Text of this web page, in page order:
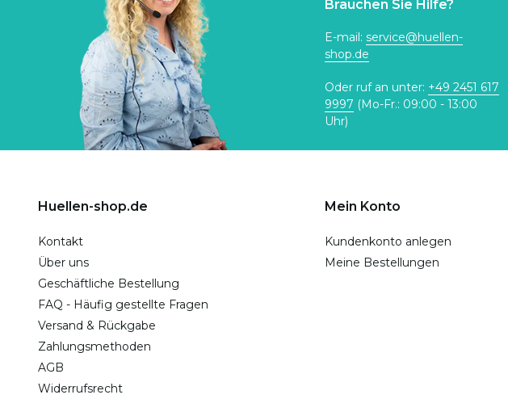
Brauchen Sie Hilfe?
E-mail: service@huellen-
shop.de
Oder ruf an unter: +49 2451 617
9997 (Mo-Fr.: 09:00 - 13:00
Uhr)
Huellen-shop.de
Kontakt
Über uns
Geschäftliche Bestellung
FAQ - Häufig gestellte Fragen
Versand & Rückgabe
Zahlungsmethoden
AGB
Widerrufsrecht
Mein Konto
Kundenkonto anlegen
Meine Bestellungen